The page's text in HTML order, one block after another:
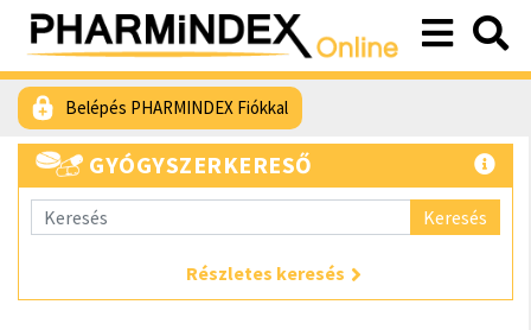
Belépés PHARMINDEX Fiókkal
GYÓGYSZERKERESŐ
Keresés
Részletes keresés